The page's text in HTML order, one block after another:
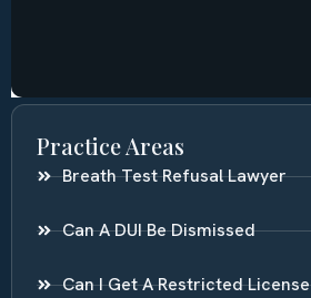
Practice Areas
Breath Test Refusal Lawyer
Can A DUI Be Dismissed
Can I Get A Restricted License